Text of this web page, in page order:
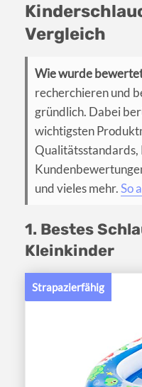
Vergleich
Wie wurde
recherchieren und
gründlich. Dabei
wichtigsten
Qualitätsstandards,
und vieles mehr.So
1. Bestes
Kleinkinder
Strapazierfähig